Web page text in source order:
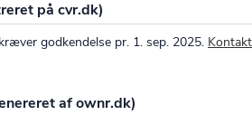
på cvr.dk)
godkendelse pr. 1. sep. 2025.
af ownr.dk)